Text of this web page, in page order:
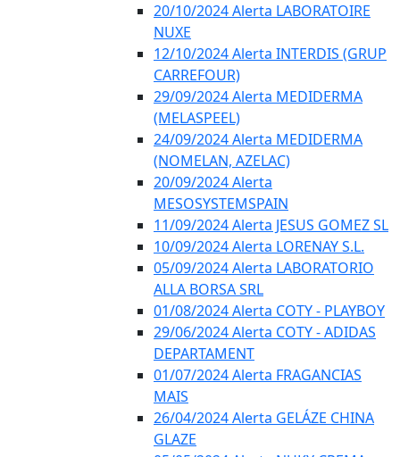
20/10/2024 Alerta LABORATOIRE
NUXE
12/10/2024 Alerta INTERDIS (GRUP
CARREFOUR)
29/09/2024 Alerta MEDIDERMA
(MELASPEEL)
24/09/2024 Alerta MEDIDERMA
(NOMELAN, AZELAC)
20/09/2024 Alerta
MESOSYSTEMSPAIN
11/09/2024 Alerta JESUS GOMEZ SL
10/09/2024 Alerta LORENAY S.L.
05/09/2024 Alerta LABORATORIO
ALLA BORSA SRL
01/08/2024 Alerta COTY - PLAYBOY
29/06/2024 Alerta COTY - ADIDAS
DEPARTAMENT
01/07/2024 Alerta FRAGANCIAS
MAIS
26/04/2024 Alerta GELÁZE CHINA
GLAZE